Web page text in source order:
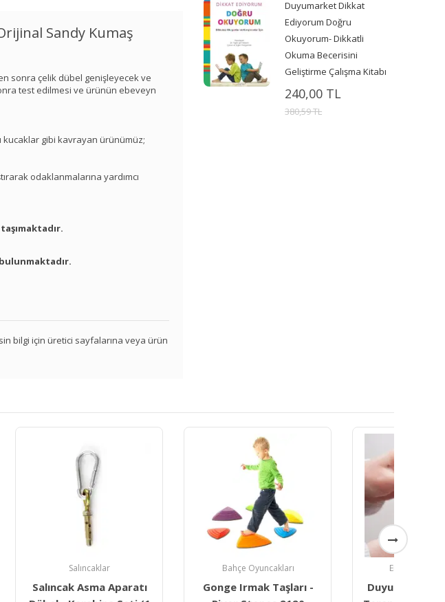
Sandy Kumaş
sonra çelik dübel genişleyecek ve
test edilmesi ve ürünün ebeveyn
kucaklar gibi kavrayan ürünümüz;
odaklanmalarına yardımcı
bilgi için üretici sayfalarına veya ürün
Duyumarket Dikkat
Ediyorum Doğru
Okuyorum- Dikkatli
Okuma Becerisini
Geliştirme Çalışma Kitabı
240,00 TL
380,59 TL
Aparatı
Gonge Irmak Taşları -
Ergoterapi Ürünleri
Duyumarket Wilbarger